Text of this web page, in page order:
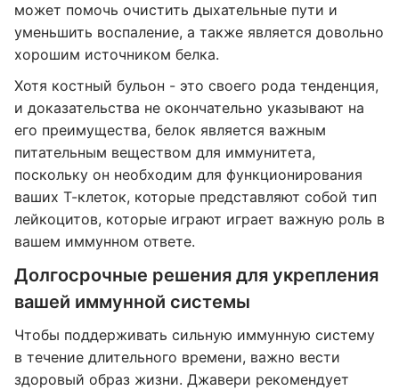
может помочь очистить дыхательные пути и
уменьшить воспаление, а также является довольно
хорошим источником белка.
Хотя костный бульон - это своего рода тенденция,
и доказательства не окончательно указывают на
его преимущества, белок является важным
питательным веществом для иммунитета,
поскольку он необходим для функционирования
ваших Т-клеток, которые представляют собой тип
лейкоцитов, которые играют играет важную роль в
вашем иммунном ответе.
Долгосрочные решения для укрепления
вашей иммунной системы
Чтобы поддерживать сильную иммунную систему
в течение длительного времени, важно вести
здоровый образ жизни. Джавери рекомендует